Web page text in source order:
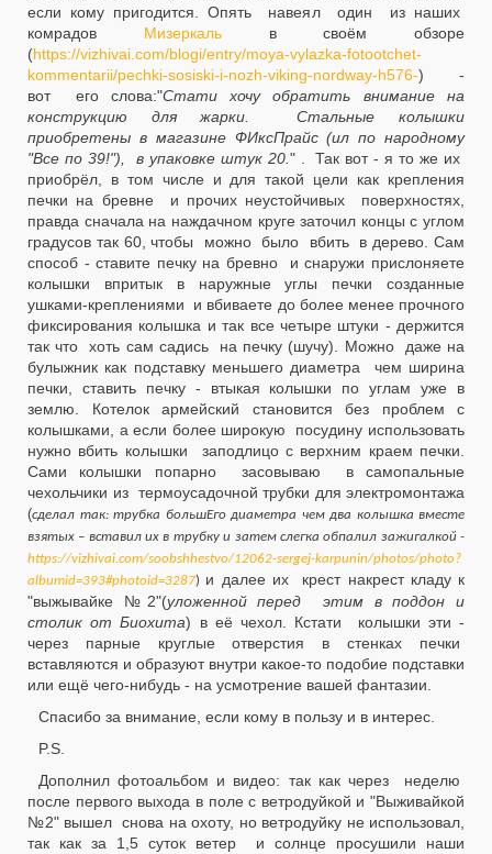
если кому пригодится. Опять навеял один из наших
комрадов Мизеркальв своём обзоре
(https://vizhivai.com/blogi/entry/moya-vylazka-fotootchet-
kommentarii/pechki-sosiski-i-nozh-viking-nordway-h576-) -
вот его слова:"Стати хочу обратить внимание на
конструкцию для жарки. Стальные колышки
приобретены в магазине ФИксПрайс (ил по народному
"Все по 39!"), в упаковке штук 20. " . Так вот - я то же их
приобрёл, в том числе и для такой цели как крепления
печки на бревне и прочих неустойчивых поверхностях,
правда сначала на наждачном круге заточил концы с углом
градусов так 60, чтобы можно было вбить в дерево. Сам
способ - ставите печку на бревно и снаружи прислоняете
колышки впритык в наружные углы печки созданные
ушками-креплениями и вбиваете до более менее прочного
фиксирования колышка и так все четыре штуки - держится
так что хоть сам садись на печку (шучу). Можно даже на
булыжник как подставку меньшего диаметра чем ширина
печки, ставить печку - втыкая колышки по углам уже в
землю. Котелок армейский становится без проблем с
колышками, а если более широкую посудину использовать
нужно вбить колышки заподлицо с верхним краем печки.
Сами колышки попарно засовываю в самопальные
чехольчики из термоусадочной трубки для электромонтажа
(сделал так: трубка большЕго диаметра чем два колышка вместе
взятых – вставил их в трубку и затем слегка обпалил зажигалкой -
https://vizhivai.com/soobshhestvo/12062-sergej-karpunin/photos/photo?
albumid=393#photoid=3287) и далее их крест накрест кладу к
"выжывайке №2"(уложенной перед этим в поддон и
столик от Биохита) в её чехол. Кстати колышки эти -
через парные круглые отверстия в стенках печки
вставляются и образуют внутри какое-то подобие подставки
или ещё чего-нибудь - на усмотрение вашей фантазии.
Спасибо за внимание, если кому в пользу и в интерес.
P.S.
Дополнил фотоальбом и видео: так как через неделю
после первого выхода в поле с ветродуйкой и "Выживайкой
№2" вышел снова на охоту, но ветродуйку не использовал,
так как за 1,5 суток ветер и солнце просушили наши